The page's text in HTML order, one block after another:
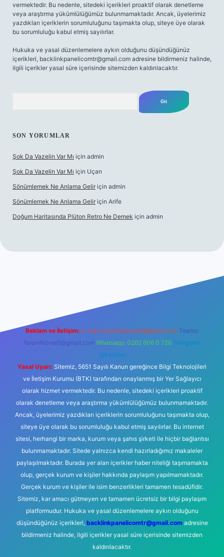
vermektedir. Bu nedenle, sitedeki içerikleri proaktif olarak denetleme
veya araştırma yükümlülüğümüz bulunmamaktadır. Ancak, üyelerimiz
yazdıkları içeriklerin sorumluluğunu taşımakta olup, siteye üye olarak
bu sorumluluğu kabul etmiş sayılırlar.
Hukuka ve yasal düzenlemelere aykırı olduğunu düşündüğünüz
içerikleri, backlinkpanelicomtr@gmail.com adresine bildirmeniz halinde,
ilgili içerikler yasal süre içerisinde sitemizden kaldırılacaktır.
SON YORUMLAR
Şok Da Vazelin Var Mı için admin
Şok Da Vazelin Var Mı için Uçan
Sönümlemek Ne Anlama Gelir için admin
Sönümlemek Ne Anlama Gelir için Arife
Doğum Haritasında Plüton Retro Ne Demek için admin
Reklam ve İletişim: E-mail: backlinkpaneli@gmail.com Teams:
forumhizmeti@gmail.com Whatsapp: 0262 606 0 726 Telegram:
@karabul
Yasal Uyarı: Sitemiz, 5651 Sayılı Kanun gereğince Bilgi Teknolojileri
ve İletişim Kurumu (BTK) tarafından onaylanmış bir Yer Sağlayıcı
olarak hizmet vermektedir. Bu nedenle, sitedeki içerikleri proaktif
olarak denetleme veya araştırma yükümlülüğümüz bulunmamaktadır.
Ancak, üyelerimiz yazdıkları içeriklerin sorumluluğunu taşımakta olup,
siteye üye olarak bu sorumluluğu kabul etmiş sayılırlar. Bu internet
sitesi, herhangi bir marka, kurum veya şahıs şirketi ile hiçbir bağlantısı
bulunmamaktadır. Sitede yalnızca kendi hazırladığımız makaleler
paylaşılmaktadır. Burada yer alan içerikler haber niteliği taşımamakta
olup, gerçek kurum ve kişiler hakkında paylaşım yapılmamaktadır.
Gerçek kurum ve kişiler ile isim benzerlikleri tamamen tesadüfidir.
Sitemiz, kar amacı gütmeyen ve tamamen ücretsiz bir bilgi paylaşım
platformudur. Hukuka ve yasal düzenlemelere aykırı olduğunu
düşündüğünüz içerikleri, backlinkpanelicomtr@gmail.comadresine
bildirmeniz halinde, ilgili içerikler yasal süre içerisinde sitemizden
kaldırılacaktır.